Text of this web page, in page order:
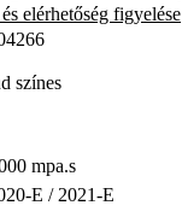
elérhetőség figyelése
színes
mpa.s
E / 2021-E